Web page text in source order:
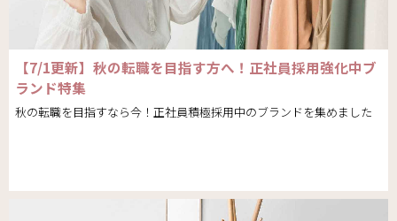
【7/1更新】秋の転職を目指す方へ！正社員採用強化中ブ
ランド特集
秋の転職を目指すなら今！正社員積極採用中のブランドを集めました